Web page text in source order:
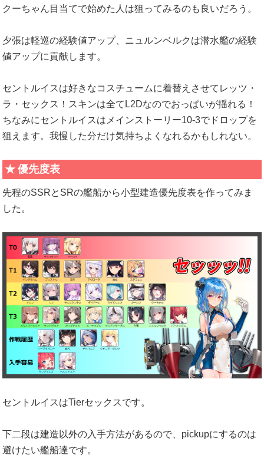
クーちゃん目当てで始めた人は狙ってみるのも良いだろう。
夕張は軽巡の経験値アップ、ニュルンベルクは潜水艦の経験
値アップに貢献します。
セントルイスは好きなコスチュームに着替えさせてレッツ・
ラ・セックス！スキンは全てL2Dなのでおっぱいが揺れる！
ちなみにセントルイスはメインストーリー10-3でドロップを
狙えます。我慢した分だけ気持ちよくなれるかもしれない。
優先度表
先程のSSRとSRの艦船から小型建造優先度表を作ってみま
した。
セントルイスはTierセックスです。
下二段は建造以外の入手方法があるので、pickupにするのは
避けたい艦船達です。